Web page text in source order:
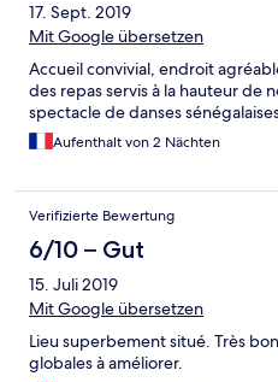
17. Sept. 2019
Mit Google übersetzen
Accueil convivial, endroit
des repas servis à la hauteur de
spectacle de danses
Aufenthalt von 2 Nächten
Verifizierte Bewertung
6/10 – Gut
15. Juli 2019
Mit Google übersetzen
Lieu superbement situé. Très
globales à améliorer.